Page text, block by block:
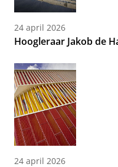
24 april 2026
Hoogleraar Jakob de
24 april 2026